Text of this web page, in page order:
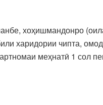
хоҳишмандонро
харидории чипта,
меҳнатӣ 1 сол